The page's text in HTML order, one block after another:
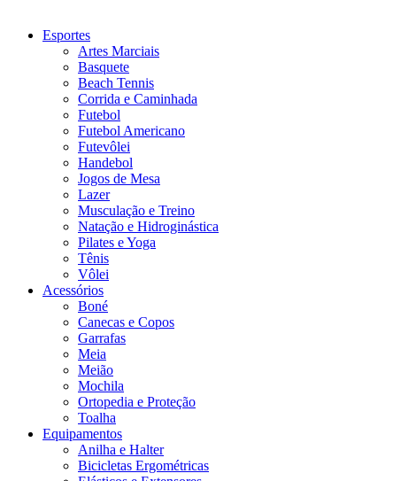
Esportes
Artes Marciais
Basquete
Beach Tennis
Corrida e Caminhada
Futebol
Futebol Americano
Futevôlei
Handebol
Jogos de Mesa
Lazer
Musculação e Treino
Natação e Hidroginástica
Pilates e Yoga
Tênis
Vôlei
Acessórios
Boné
Canecas e Copos
Garrafas
Meia
Meião
Mochila
Ortopedia e Proteção
Toalha
Equipamentos
Anilha e Halter
Bicicletas Ergométricas